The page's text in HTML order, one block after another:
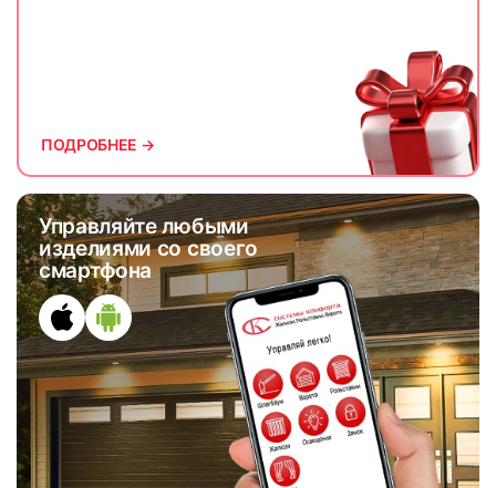
Управляйте любыми
изделиями со своего
смартфона
ПОДРОБНЕЕ →
43 44
46